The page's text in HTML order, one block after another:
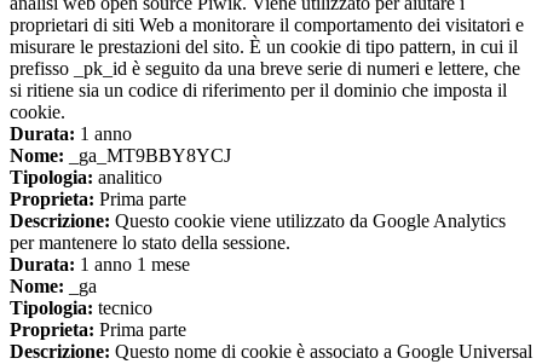
proprietari di siti Web a monitorare il comportamento dei visitatori e
misurare le prestazioni del sito. È un cookie di tipo pattern, in cui il
prefisso _pk_id è seguito da una breve serie di numeri e lettere, che
si ritiene sia un codice di riferimento per il dominio che imposta il
cookie.
Durata: 1 anno
Nome: _ga_MT9BBY8YCJ
Tipologia: analitico
Proprieta: Prima parte
Descrizione: Questo cookie viene utilizzato da Google Analytics
per mantenere lo stato della sessione.
Durata: 1 anno 1 mese
Nome: _ga
Tipologia: tecnico
Proprieta: Prima parte
Descrizione: Questo nome di cookie è associato a Google Universal